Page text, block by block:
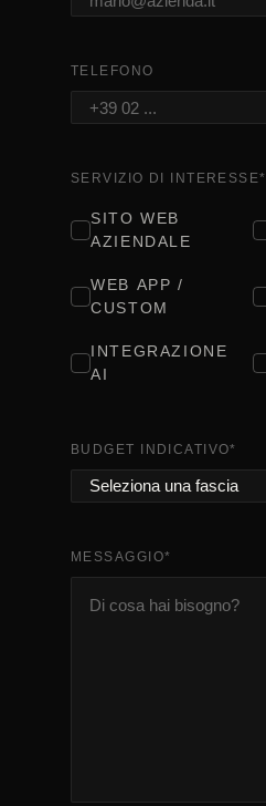
TELEFONO
SERVIZIO DI INTERESSE*
SITO WEB
AZIENDALE
WEB APP /
CUSTOM
INTEGRAZIONE
AI
BUDGET INDICATIVO*
MESSAGGIO*